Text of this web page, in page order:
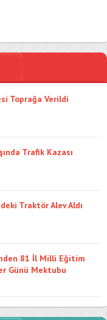
Toprağa Verildi
Trafik Kazası
Traktör Alev Aldı
81 İl Milli Eğitim
Günü Mektubu